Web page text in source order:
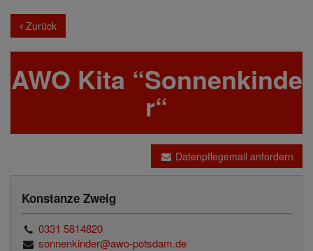
Zurück
AWO Kita “Sonnenkinde
r“
Datenpflegemail anfordern
Konstanze Zweig
0331 5814820
sonnenkinder@awo-potsdam.de